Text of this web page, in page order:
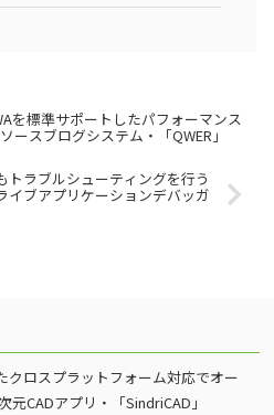
を標準サポートしたパフォーマンス
スブログシステム・「QWER」
ラブルシューティングを行う
イブアプリケーションデバッガ
クロスプラットフォーム対応でオー
CADアプリ・「SindriCAD」